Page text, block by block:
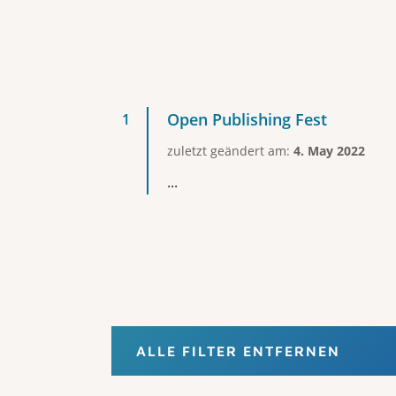
Open Publishing Fest
zuletzt geändert am: 4. May 2022
...
ALLE FILTER ENTFERNEN